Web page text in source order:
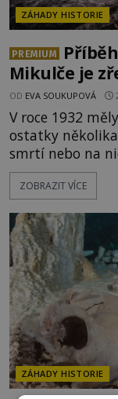
ZÁHADY HISTORIE
PREMIUM
Mikulče je
OD EVA SOUKUPOVÁ
V roce 1932
ostatky
smrtí nebo na
protiupírské
ostatky záhy
Mikulče koluje.
nejsou.
ZOBRAZIT VÍCE
ZÁHADY HISTORIE